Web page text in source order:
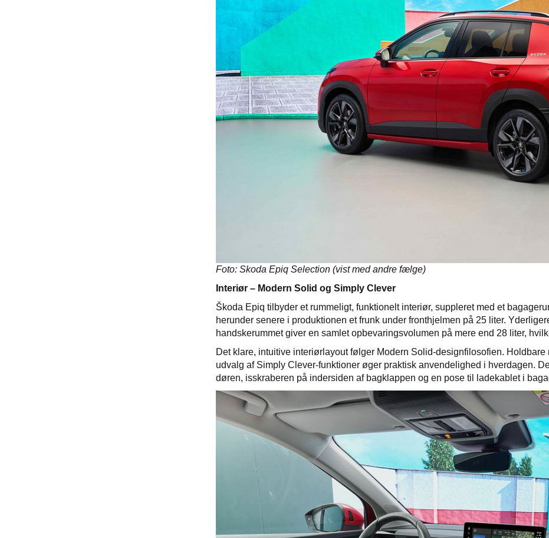
Foto: Skoda Epiq Selection (vist med andre fælge)
Interiør – Modern Solid og Simply Clever
Škoda Epiq tilbyder et rummeligt, funktionelt interiør, suppleret med et
herunder senere i produktionen et frunk under fronthjelmen på 25 liter.
handskerummet giver en samlet opbevaringsvolumen på mere end 28 liter,
Det klare, intuitive interiørlayout følger Modern Solid-designfilosofien.
udvalg af Simply Clever-funktioner øger praktisk anvendelighed i hverdagen.
døren, isskraberen på indersiden af bagklappen og en pose til ladekablet i